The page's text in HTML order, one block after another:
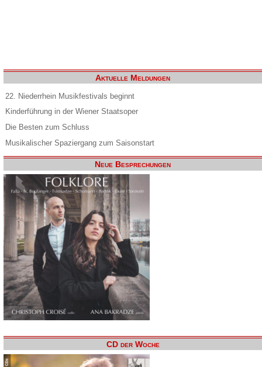
Aktuelle Meldungen
22. Niederrhein Musikfestivals beginnt
Kinderführung in der Wiener Staatsoper
Die Besten zum Schluss
Musikalischer Spaziergang zum Saisonstart
Neue Besprechungen
CD der Woche